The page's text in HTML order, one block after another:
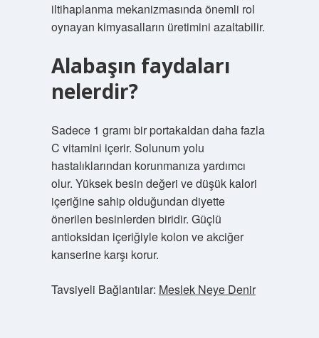
iltihaplanma mekanizmasında önemli rol
oynayan kimyasalların üretimini azaltabilir.
Alabaşın faydaları
nelerdir?
Sadece 1 gramı bir portakaldan daha fazla
C vitamini içerir. Solunum yolu
hastalıklarından korunmanıza yardımcı
olur. Yüksek besin değeri ve düşük kalori
içeriğine sahip olduğundan diyette
önerilen besinlerden biridir. Güçlü
antioksidan içeriğiyle kolon ve akciğer
kanserine karşı korur.
Tavsiyeli Bağlantılar: Meslek Neye Denir